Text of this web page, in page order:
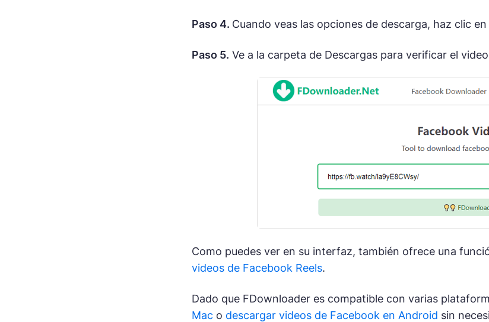
Paso 4. Cuando veas las opciones de descarga, haz clic
Paso 5. Ve a la carpeta de Descargas para verificar el
Como puedes ver en su interfaz, también ofrece una
videos de Facebook Reels.
Dado que FDownloader es compatible con varias
Maco descargar videos de Facebook en Android sin